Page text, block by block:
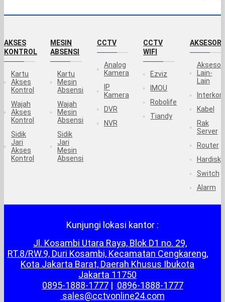
AKSES
KONTROL
Kartu
Akses
Kontrol
Wajah
Akses
Kontrol
Sidik
Jari
Akses
Kontrol
MESIN
ABSENSI
Kartu
Mesin
Absensi
Wajah
Mesin
Absensi
Sidik
Jari
Mesin
Absensi
CCTV
Analog
Kamera
IP
Kamera
DVR
NVR
CCTV
WIFI
Ezviz
IMOU
Robolife
Tiandy
Lain-
Lain
Kabel
Rak
Server
Router
Hardisk
Switch
Alarm
Kunjungi lokasi kantor :
Jl. Kosambi Utara Raya, Blok D1 no. 29,
RT.8/RW.9, Duri Kosambi, Kecamatan Cengkareng,
Kota Jakarta Barat, Daerah Khusus Ibukota
Jakarta 11750
0895-1888-1777| 0896-1888-1777
sales@cctvonline24.com